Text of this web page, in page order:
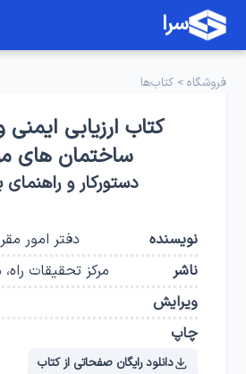
سرا
فروشگاه >کتاب‌ها
کتاب ارزیابی
ساختمان های
دستورکار و
نویسنده
دفتر امور
ناشر
مرکز تحقیقات
ویرایش
چاپ
دانلود رایگان صفحاتی از کتاب